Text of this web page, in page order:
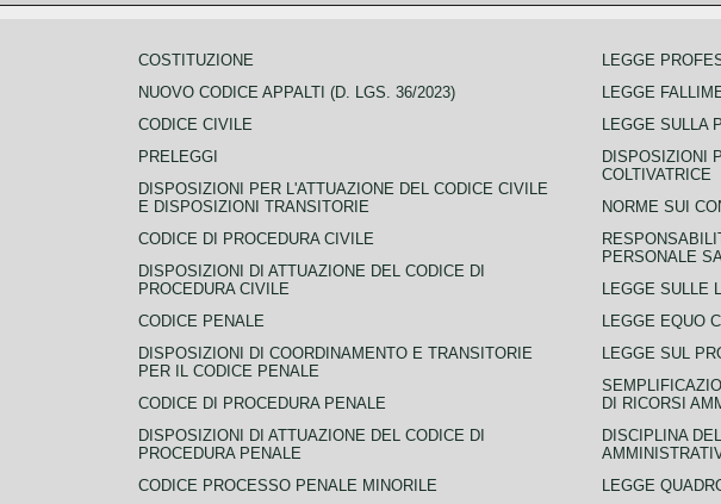
COSTITUZIONE
NUOVO CODICE APPALTI (D. LGS. 36/2023)
CODICE CIVILE
PRELEGGI
DISPOSIZIONI PER L'ATTUAZIONE DEL CODICE CIVILE
E DISPOSIZIONI TRANSITORIE
CODICE DI PROCEDURA CIVILE
DISPOSIZIONI DI ATTUAZIONE DEL CODICE DI
PROCEDURA CIVILE
CODICE PENALE
DISPOSIZIONI DI COORDINAMENTO E TRANSITORIE
PER IL CODICE PENALE
CODICE DI PROCEDURA PENALE
DISPOSIZIONI DI ATTUAZIONE DEL CODICE DI
PROCEDURA PENALE
CODICE PROCESSO PENALE MINORILE
LEGGE
LEGGE
LEGGE SULLA
DISPOSIZIONI
COLTIVATRICE
NORME SUI
PERSONALE
LEGGE SULLE
LEGGE EQUO
LEGGE SUL
DI RICORSI
DISCIPLINA
LEGGE